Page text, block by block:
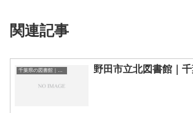
関連記事
野田市立北図書館｜